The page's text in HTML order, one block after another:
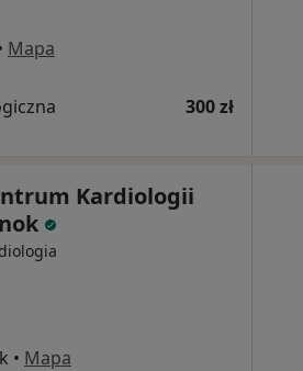
Mapa
300 zł
Kardiologii
• Mapa